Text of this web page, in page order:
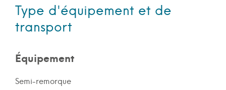
Type d'équipement et de
transport
Équipement
Semi-remorque